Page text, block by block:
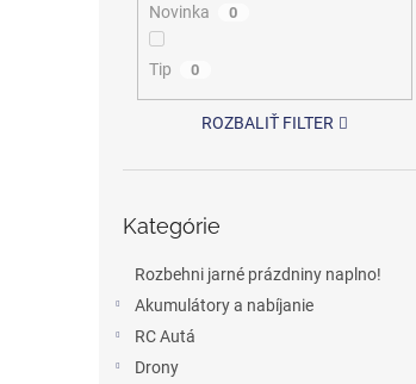
Novinka 0
Tip 0
ROZBALIŤ FILTER
kategórie
Kategórie
Rozbehni jarné prázdniny naplno!
Akumulátory a nabíjanie
RC Autá
Drony